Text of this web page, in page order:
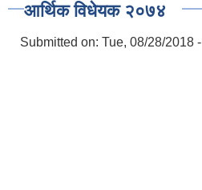
आर्थिक विधेयक २०७४
Submitted on: Tue, 08/28/2018